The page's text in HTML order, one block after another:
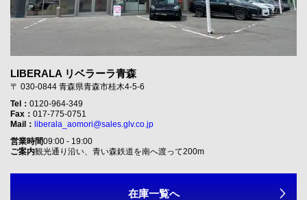
LIBERALA リベラーラ青森
〒 030-0844 青森県青森市桂木4-5-6
Tel： 0120-964-349
Fax： 017-775-0751
Mail： liberala_aomori@sales.glv.co.jp
営業時間09:00 - 19:00
ご案内観光通り沿い、青い森鉄道を南へ渡って200m
在庫一覧へ